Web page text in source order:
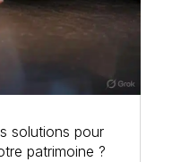
solutions pour
patrimoine ?